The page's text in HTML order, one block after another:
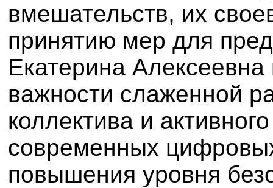
вмешательств, их
принятию мер для
Екатерина
важности слаженной
коллектива и
современных
повышения уровня